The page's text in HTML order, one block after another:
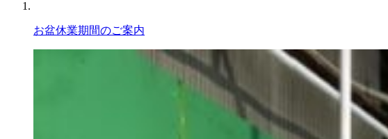
お盆休業期間のご案内